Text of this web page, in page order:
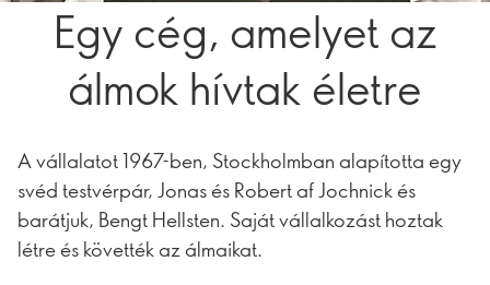
Egy cég, amelyet az
álmok hívtak életre
A vállalatot 1967-ben, Stockholmban alapította egy
svéd testvérpár, Jonas és Robert af Jochnick és
barátjuk, Bengt Hellsten. Saját vállalkozást hoztak
létre és követték az álmaikat.